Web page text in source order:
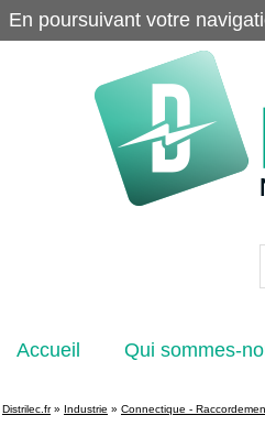
Accueil Qui sommes-
Distrilec.fr» Industrie » Connectique -
En poursuivant votre